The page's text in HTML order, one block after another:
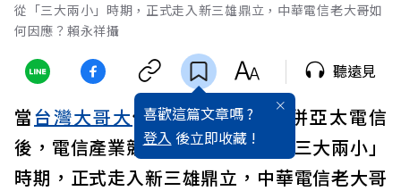
從「三大兩小」時期，正式走入新三雄鼎立，中華電信老大哥如
何因應？賴永祥攝
喜歡這篇文章嗎 ?
登入 後立即收藏 !
聽遠見
當台灣大哥大併台灣之星；遠傳 併亞太電信
後，電信產業競爭又大不同。從「三大兩小」
時期，正式走入新三雄鼎立，中華電信老大哥